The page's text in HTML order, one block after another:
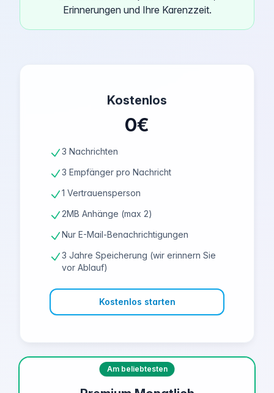
Erinnerungen und Ihre Karenzzeit.
Kostenlos
0€
3 Nachrichten
3 Empfänger pro Nachricht
1 Vertrauensperson
2MB Anhänge (max 2)
Nur E-Mail-Benachrichtigungen
3 Jahre Speicherung (wir erinnern Sie
vor Ablauf)
Kostenlos starten
Am beliebtesten